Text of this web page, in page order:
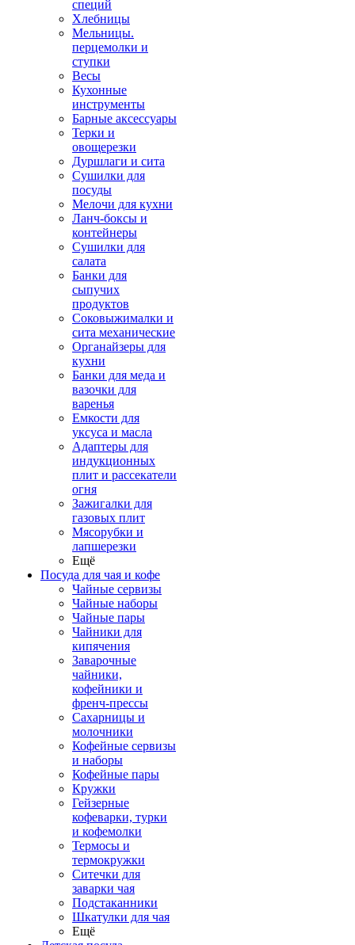
специй
Хлебницы
Мельницы.
перцемолки и
ступки
Весы
Кухонные
инструменты
Барные аксессуары
Терки и
овощерезки
Дуршлаги и сита
Сушилки для
посуды
Мелочи для кухни
Ланч-боксы и
контейнеры
Сушилки для
салата
Банки для
сыпучих
продуктов
Соковыжималки и
сита механические
Органайзеры для
кухни
Банки для меда и
вазочки для
варенья
Емкости для
уксуса и масла
Адаптеры для
индукционных
плит и рассекатели
огня
Зажигалки для
газовых плит
Мясорубки и
лапшерезки
Ещё
Посуда для чая и кофе
Чайные сервизы
Чайные наборы
Чайные пары
Чайники для
кипячения
Заварочные
чайники,
кофейники и
френч-прессы
Сахарницы и
молочники
Кофейные сервизы
и наборы
Кофейные пары
Кружки
Гейзерные
кофеварки, турки
и кофемолки
Термосы и
термокружки
Ситечки для
заварки чая
Подстаканники
Шкатулки для чая
Ещё